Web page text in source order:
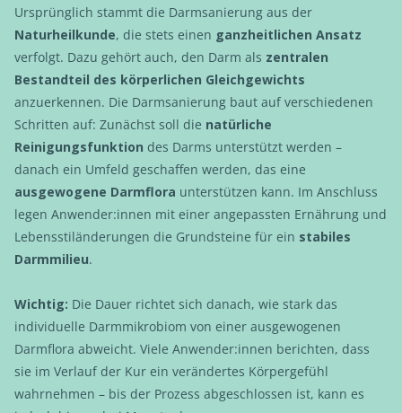
Ursprünglich stammt die Darmsanierung aus der
Naturheilkunde, die stets einen ganzheitlichen Ansatz
verfolgt. Dazu gehört auch, den Darm als zentralen
Bestandteil des körperlichen Gleichgewichts
anzuerkennen. Die Darmsanierung baut auf verschiedenen
Schritten auf: Zunächst soll die natürliche
Reinigungsfunktion des Darms unterstützt werden –
danach ein Umfeld geschaffen werden, das eine
ausgewogene Darmflora unterstützen kann. Im Anschluss
legen Anwender:innen mit einer angepassten Ernährung und
Lebensstiländerungen die Grundsteine für ein stabiles
Darmmilieu.
Wichtig: Die Dauer richtet sich danach, wie stark das
individuelle Darmmikrobiom von einer ausgewogenen
Darmflora abweicht. Viele Anwender:innen berichten, dass
sie im Verlauf der Kur ein verändertes Körpergefühl
wahrnehmen – bis der Prozess abgeschlossen ist, kann es